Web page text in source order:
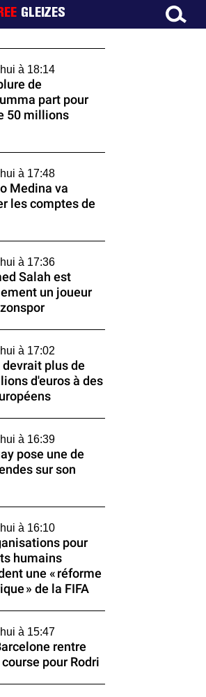
GLEIZES
à 18:14
de
part pour
50 millions
à 17:48
Medina va
les comptes de
à 17:36
Salah est
un joueur
à 17:02
devrait plus de
d'euros à des
à 16:39
pose une de
sur son
à 16:10
pour
humains
une « réforme
» de la FIFA
à 15:47
rentre
pour Rodri